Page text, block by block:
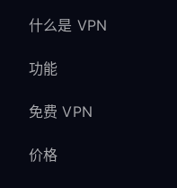
什么是 VPN
功能
免费 VPN
价格